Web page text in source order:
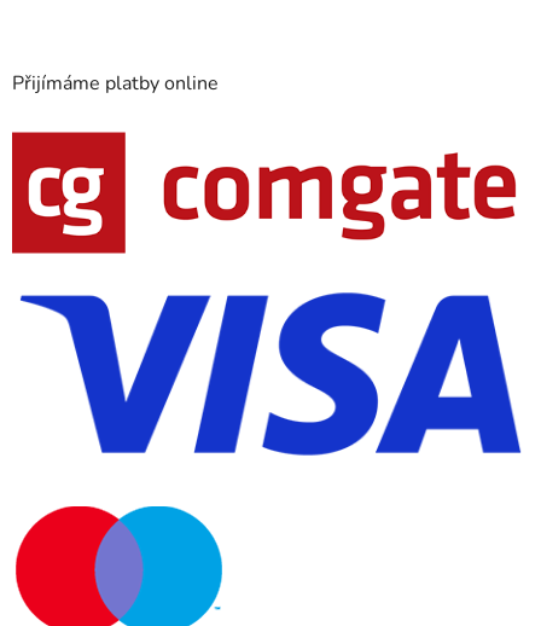
Přijímáme platby online